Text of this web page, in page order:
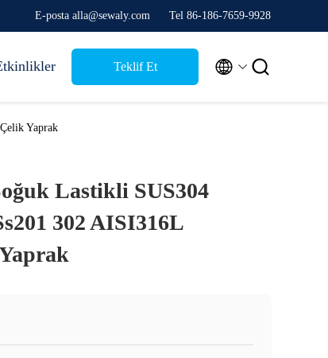
E-posta alla@sewaly.com Tel 86-186-7659-9928
Teklif Et  
Yaprak
Lastikli SUS304
302 AISI316L